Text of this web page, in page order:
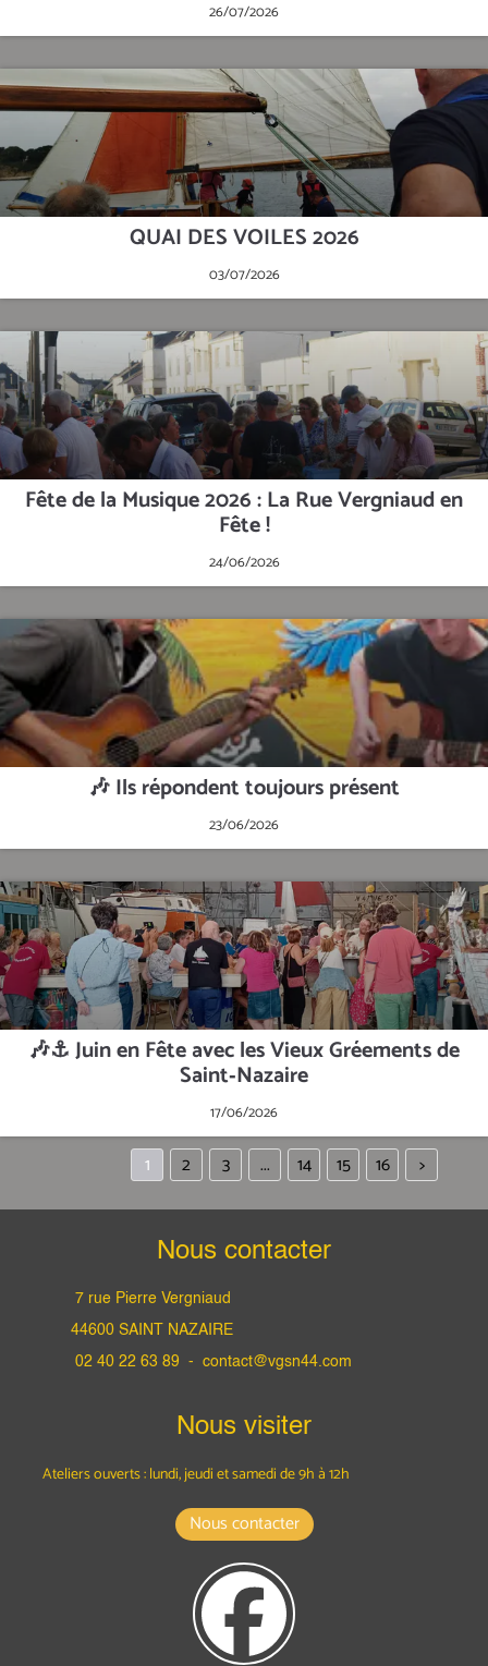
26/07/2026
QUAI DES VOILES 2026
03/07/2026
Fête de la Musique 2026 : La Rue Vergniaud en
Fête !
24/06/2026
🎶 Ils répondent toujours présent
23/06/2026
🎶⚓ Juin en Fête avec les Vieux Gréements de
Saint‑Nazaire
17/06/2026
1 2 3 ... 14 15 16 >
Nous contacter
7 rue Pierre Vergniaud
44600 SAINT NAZAIRE
02 40 22 63 89 - contact@vgsn44.com
Nous visiter
Ateliers ouverts : lundi, jeudi et samedide 9h à 12h
Nous contacter